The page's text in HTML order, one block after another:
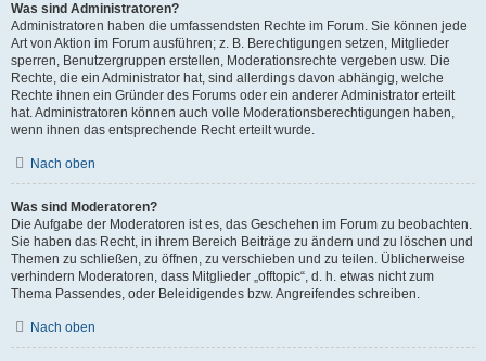
Was sind Administratoren?
Administratoren haben die umfassendsten Rechte im Forum. Sie können jede
Art von Aktion im Forum ausführen; z. B. Berechtigungen setzen, Mitglieder
sperren, Benutzergruppen erstellen, Moderationsrechte vergeben usw. Die
Rechte, die ein Administrator hat, sind allerdings davon abhängig, welche
Rechte ihnen ein Gründer des Forums oder ein anderer Administrator erteilt
hat. Administratoren können auch volle Moderationsberechtigungen haben,
wenn ihnen das entsprechende Recht erteilt wurde.
Nach oben
Was sind Moderatoren?
Die Aufgabe der Moderatoren ist es, das Geschehen im Forum zu beobachten.
Sie haben das Recht, in ihrem Bereich Beiträge zu ändern und zu löschen und
Themen zu schließen, zu öffnen, zu verschieben und zu teilen. Üblicherweise
verhindern Moderatoren, dass Mitglieder „offtopic“, d. h. etwas nicht zum
Thema Passendes, oder Beleidigendes bzw. Angreifendes schreiben.
Nach oben